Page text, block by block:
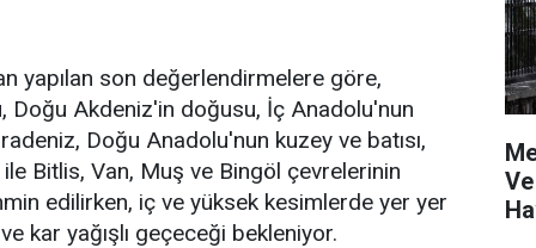
yapılan son değerlendirmelere göre,
Doğu Akdeniz'in doğusu, İç Anadolu'nun
Doğu Anadolu'nun kuzey ve batısı,
Bitlis, Van, Muş ve Bingöl çevrelerinin
edilirken, iç ve yüksek kesimlerde yer yer
kar yağışlı geçeceği bekleniyor.